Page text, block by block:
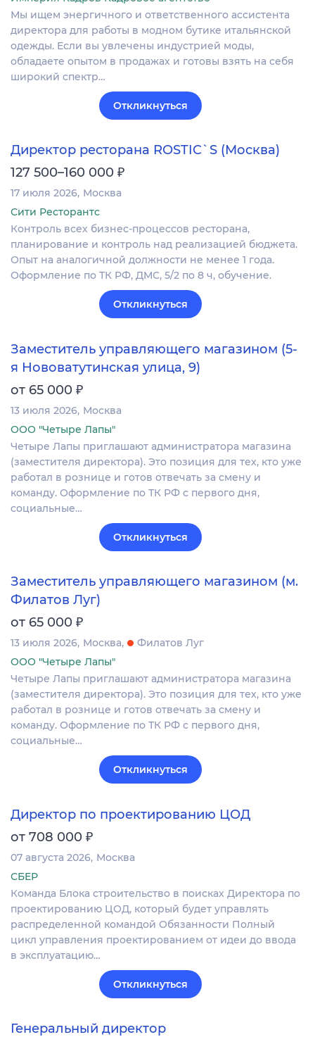
Мы ищем энергичного и ответственного ассистента
директора для работы в модном бутике итальянской
одежды. Если вы увлечены индустрией моды,
обладаете опытом в продажах и готовы взять на себя
широкий спектр…
Откликнуться
Директор ресторана ROSTIC`S (Москва)
127 500–160 000 ₽
17 июля 2026 Москва
Сити Ресторантс
Контроль всех бизнес-процессов ресторана,
планирование и контроль над реализацией бюджета.
Опыт на аналогичной должности не менее 1 года.
Оформление по ТК РФ, ДМС, 5/2 по 8 ч, обучение.
Откликнуться
Заместитель управляющего магазином (5-
я Нововатутинская улица, 9)
от 65 000 ₽
13 июля 2026 Москва
ООО "Четыре Лапы"
Четыре Лапы приглашают администратора магазина
(заместителя директора). Это позиция для тех, кто уже
работал в рознице и готов отвечать за смену и
команду. Оформление по ТК РФ с первого дня,
социальные…
Откликнуться
Заместитель управляющего магазином (м.
Филатов Луг)
от 65 000 ₽
13 июля 2026 Москва
Филатов Луг
ООО "Четыре Лапы"
Четыре Лапы приглашают администратора магазина
(заместителя директора). Это позиция для тех, кто уже
работал в рознице и готов отвечать за смену и
команду. Оформление по ТК РФ с первого дня,
социальные…
Откликнуться
Директор по проектированию ЦОД
от 708 000 ₽
07 августа 2026 Москва
СБЕР
Команда Блока строительство в поисках Директора по
проектированию ЦОД, который будет управлять
распределенной командой Обязанности Полный
цикл управления проектированием от идеи до ввода
в эксплуатацию…
Откликнуться
Генеральный директор